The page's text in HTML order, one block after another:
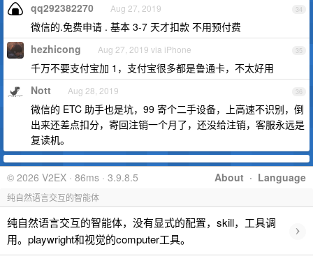
34
qq292382270 Aug 27, 2019
微信的.免费申请 . 基本 3-7 天才扣款 不用预付费
35
hezhicong Aug 27, 2019 via iPhone
千万不要支付宝加 1，支付宝很多都是鲁通卡，不太好用
36
Nott Aug 28, 2019
微信的 ETC 助手也是坑，99 寄个二手设备，上高速不识别，倒
出来还差点扣分，寄回注销一个月了，还没给注销，客服永远是
复读机。
About · Language
© 2026 V2EX · 86ms · 3.9.8.5
纯自然语言交互的智能体
纯自然语言交互的智能体，没有显式的配置，skill，工具调
用。playwright和视觉的computer工具。
›